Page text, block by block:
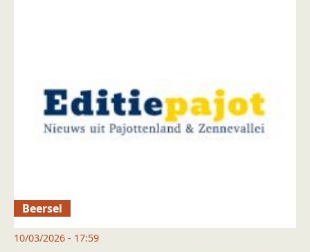
Beersel
10/03/2026 - 17:59